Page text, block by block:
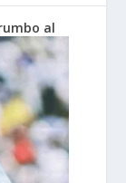
al